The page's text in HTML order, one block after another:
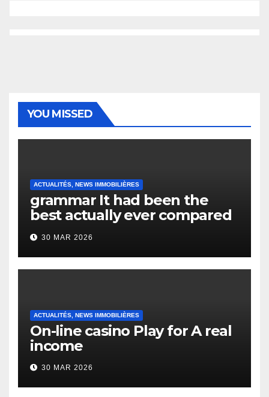
YOU MISSED
ACTUALITÉS, NEWS IMMOBILIÈRES
grammar It had been the
best actually ever compared
to it’s the top actually?
English Vocabulary Learners
Heap Change
30 MAR 2026
ACTUALITÉS, NEWS IMMOBILIÈRES
On-line casino Play for A real
income
30 MAR 2026